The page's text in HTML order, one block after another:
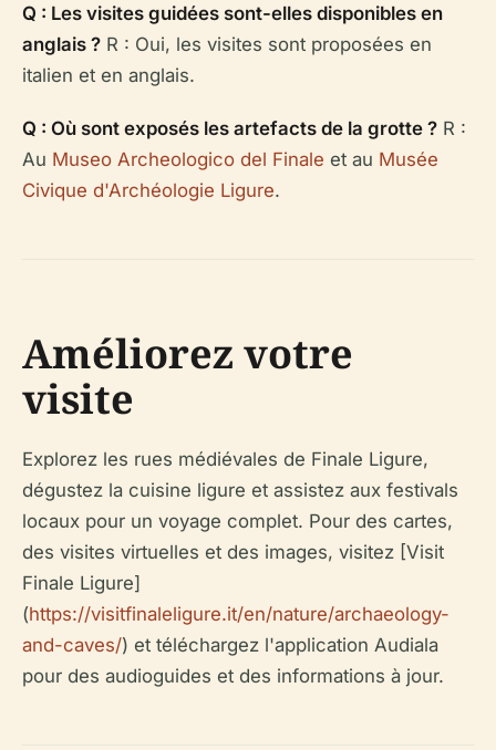
Q : Les visites guidées sont-elles disponibles en
anglais ? R : Oui, les visites sont proposées en
italien et en anglais.
Q : Où sont exposés les artefacts de la grotte ? R :
Au Museo Archeologico del Finale et au Musée
Civique d'Archéologie Ligure.
Améliorez votre
visite
Explorez les rues médiévales de Finale Ligure,
dégustez la cuisine ligure et assistez aux festivals
locaux pour un voyage complet. Pour des cartes,
des visites virtuelles et des images, visitez [Visit
Finale Ligure]
(https://visitfinaleligure.it/en/nature/archaeology-
and-caves/) et téléchargez l'application Audiala
pour des audioguides et des informations à jour.